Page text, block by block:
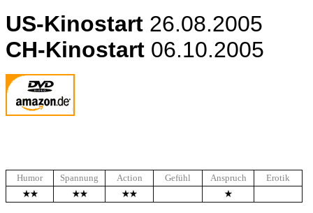
US-Kinostart 26.08.2005
CH-Kinostart 06.10.2005
Humor Spannung Action Gefühl Anspruch
Erotik